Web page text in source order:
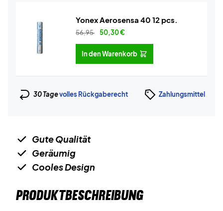
Yonex Aerosensa 40 12 pcs.
56,95 50,30€
In den Warenkorb
30 Tagevolles Rückgaberecht Zahlungsmittel
Gute Qualität
Geräumig
Cooles Design
PRODUKTBESCHREIBUNG